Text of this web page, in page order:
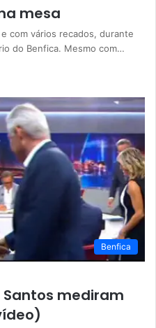
mesa
com vários recados, durante
do Benfica. Mesmo com…
Benfica
Santos mediram